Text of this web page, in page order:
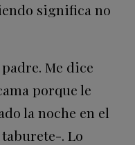
significa no
Me dice
porque le
la noche en el
. Lo